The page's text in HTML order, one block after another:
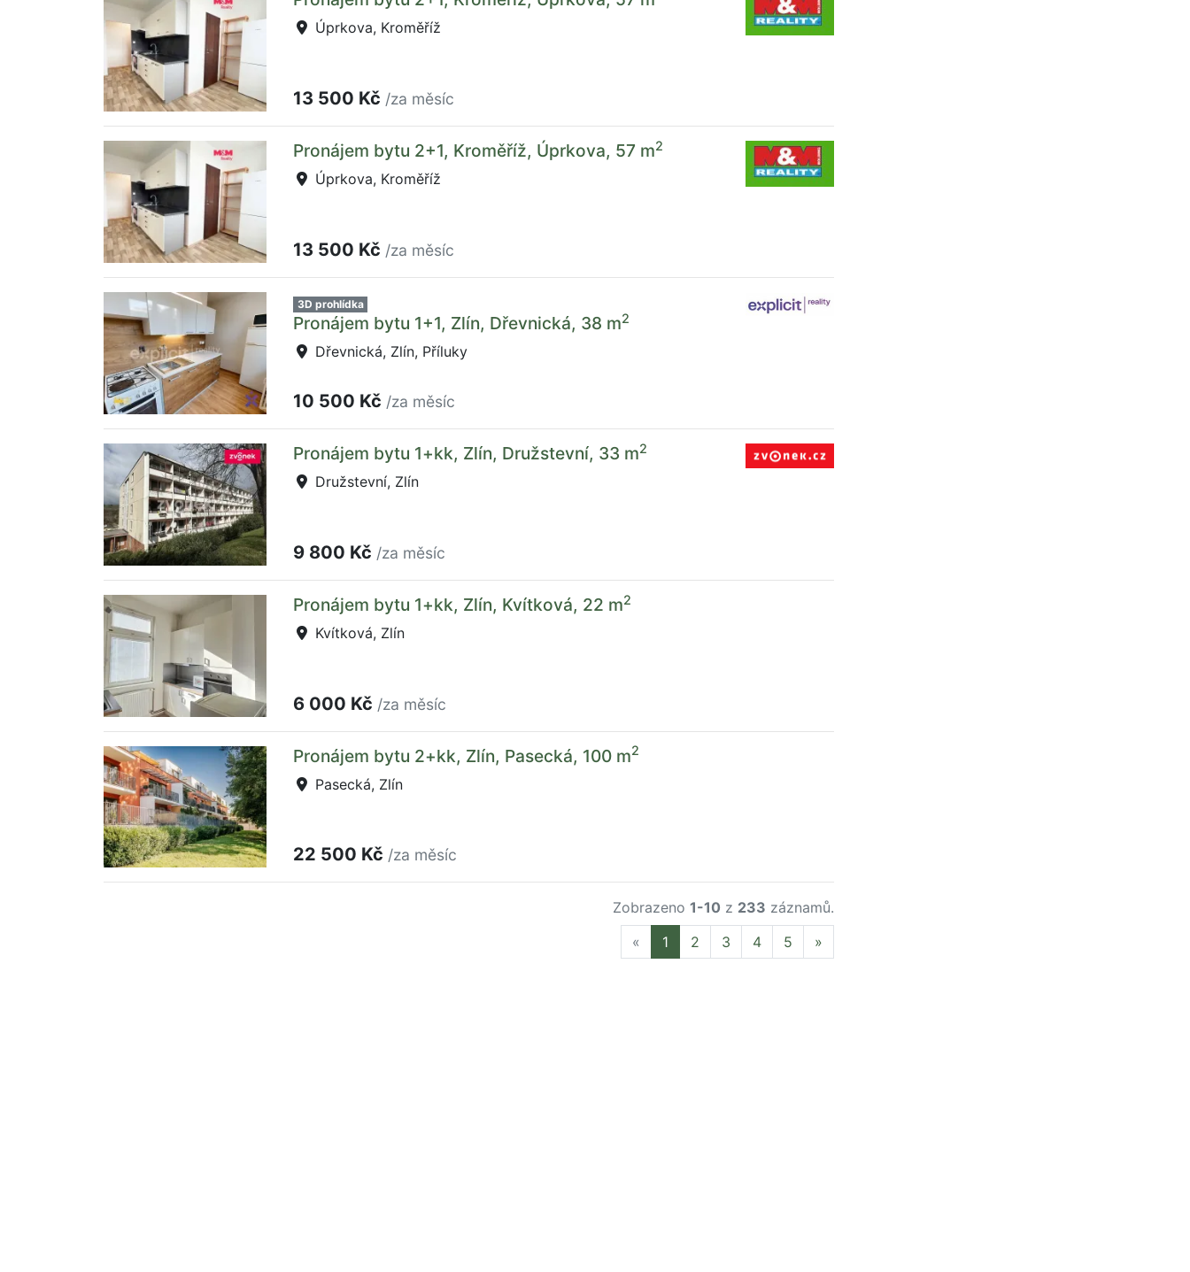
Úprkova, Kroměříž
13 500 Kč /za měsíc
Pronájem bytu 2+1, Kroměříž, Úprkova, 57 m2
Úprkova, Kroměříž
13 500 Kč /za měsíc
3D prohlídka
Pronájem bytu 1+1, Zlín, Dřevnická, 38 m2
Dřevnická, Zlín, Příluky
10 500 Kč /za měsíc
Pronájem bytu 1+kk, Zlín, Družstevní, 33 m2
Družstevní, Zlín
9 800 Kč /za měsíc
Pronájem bytu 1+kk, Zlín, Kvítková, 22 m2
Kvítková, Zlín
6 000 Kč /za měsíc
Pronájem bytu 2+kk, Zlín, Pasecká, 100 m2
Pasecká, Zlín
22 500 Kč /za měsíc
Zobrazeno 1-10 z 233 záznamů.
« Previous
1 2 3 4 5 »